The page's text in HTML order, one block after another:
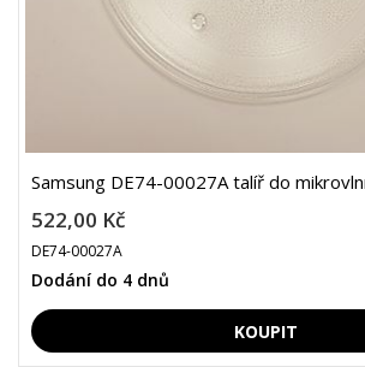
Samsung DE74-00027A talíř do
522,00 Kč
DE74-00027A
Dodání do 4 dnů